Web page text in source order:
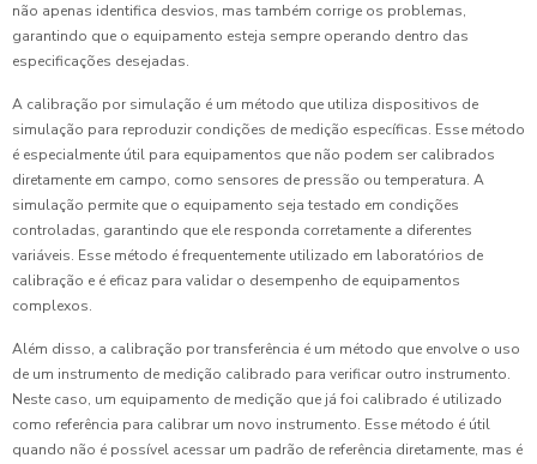
não apenas identifica desvios, mas também corrige os problemas,
garantindo que o equipamento esteja sempre operando dentro das
especificações desejadas.
A calibração por simulação é um método que utiliza dispositivos de
simulação para reproduzir condições de medição específicas. Esse método
é especialmente útil para equipamentos que não podem ser calibrados
diretamente em campo, como sensores de pressão ou temperatura. A
simulação permite que o equipamento seja testado em condições
controladas, garantindo que ele responda corretamente a diferentes
variáveis. Esse método é frequentemente utilizado em laboratórios de
calibração e é eficaz para validar o desempenho de equipamentos
complexos.
Além disso, a calibração por transferência é um método que envolve o uso
de um instrumento de medição calibrado para verificar outro instrumento.
Neste caso, um equipamento de medição que já foi calibrado é utilizado
como referência para calibrar um novo instrumento. Esse método é útil
quando não é possível acessar um padrão de referência diretamente, mas é